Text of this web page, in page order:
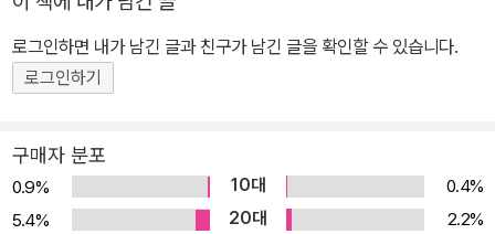
것이다. 이 책의 모든 이야기는 강인욱 교수가 발굴현장에서 돌아오
는 차 안에서 혹은 숙소의 흐릿한 등불 아래에서 메모했던 비밀노트,
의 삶이 풍성해지려면 먼저 세계를 이해해야 한다. 시간과 공간을 종
횡무진 하는 색다른 인문학 선물! 이 책 속에는 무덤, 불, 유물 위조,
고고학자의 실수, 전쟁, 황금유물 같은 고고학에서 익숙하게 다루어
로그인하면 내가 남긴 글과 친구가 남긴 글을 확인할 수 있습니다.
로그인하기
구매자 분포
0.9% 10대
0.4%
5.4%
20대
2.2%